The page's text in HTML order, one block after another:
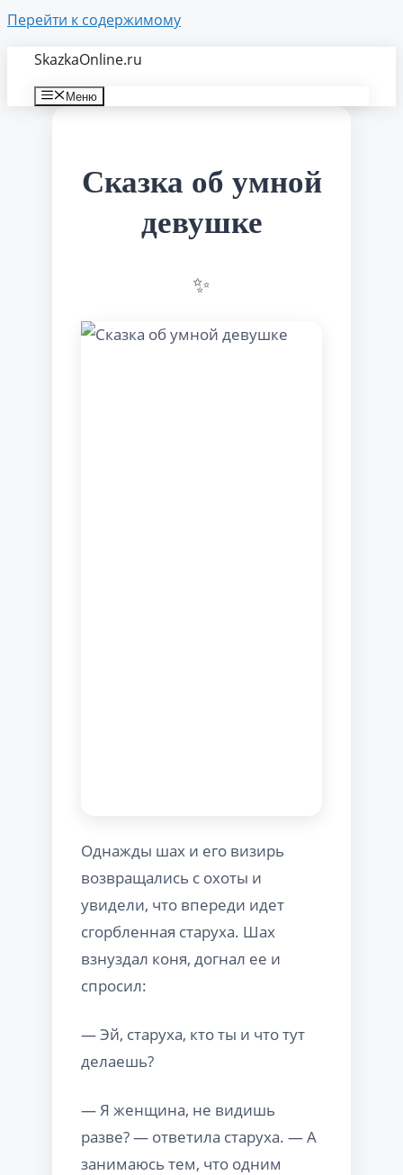
Перейти к содержимому
SkazkaOnline.ru
Меню
Сказка об умной
девушке
Однажды шах и его визирь
возвращались с охоты и
увидели, что впереди идет
сгорбленная старуха. Шах
взнуздал коня, догнал ее и
спросил:
— Эй, старуха, кто ты и что тут
делаешь?
— Я женщина, не видишь
разве? — ответила старуха. — А
занимаюсь тем, что одним